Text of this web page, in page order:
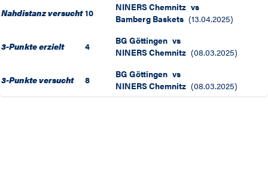
Nahdistanz versucht 10 NINERS Chemnitz vs
Bamberg Baskets (13.04.2025)
3-Punkte erzielt 4 BG Göttingen vs
NINERS Chemnitz (08.03.2025)
3-Punkte versucht 8 BG Göttingen vs
NINERS Chemnitz (08.03.2025)